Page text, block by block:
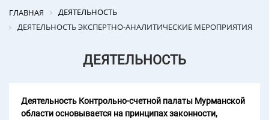
ГЛАВНАЯ
ДЕЯТЕЛЬНОСТЬ
ДЕЯТЕЛЬНОСТЬ ЭКСПЕРТНО-АНАЛИТИЧЕСКИЕ МЕРОПРИЯТИЯ
ДЕЯТЕЛЬНОСТЬ
Деятельность Контрольно-счетной палаты Мурманской
области основывается на принципах законности,